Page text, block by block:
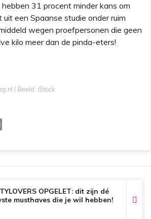
hebben 31 procent minder kans om
een Spaanse studie onder ruim
wegen proefpersonen die geen
kilo meer dan de pinda-eters!
| Beeld: iStock
OPGELET: dit zijn dé
musthaves die je wil hebben!